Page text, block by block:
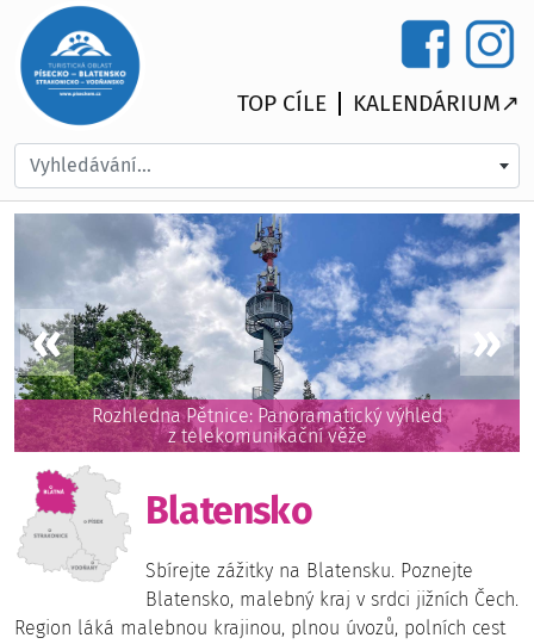
Vyhledávání...
TOP CÍLE KALENDÁRIUM↗
Rozhledna Pětnice: Panoramatický výhled
z telekomunikační věže
Blatensko
Sbírejte zážitky na Blatensku. Poznejte
Blatensko, malebný kraj v srdci jižních Čech.
Region láká malebnou krajinou, plnou úvozů, polních cest